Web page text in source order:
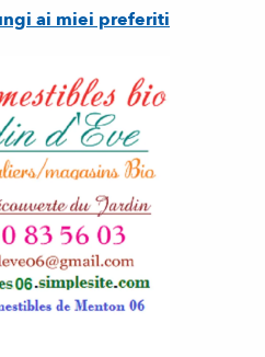
favoris
ai miei preferiti